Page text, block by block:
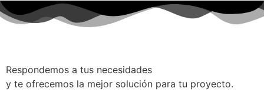
Respondemos a tus necesidades
y te ofrecemos la mejor solución para tu proyecto.